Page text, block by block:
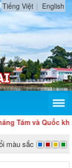
Tiếng Việt English
và Quốc khánh
màu sắc